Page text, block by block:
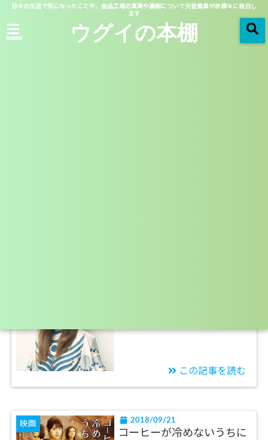
日々の生活で気になったことや、食品工場の真実や裏側について元従業員が赤裸々に告白し
ます
menu ウグイの本棚
この記事を読む
映画 2018/09/21
コーヒーが冷めないうちに